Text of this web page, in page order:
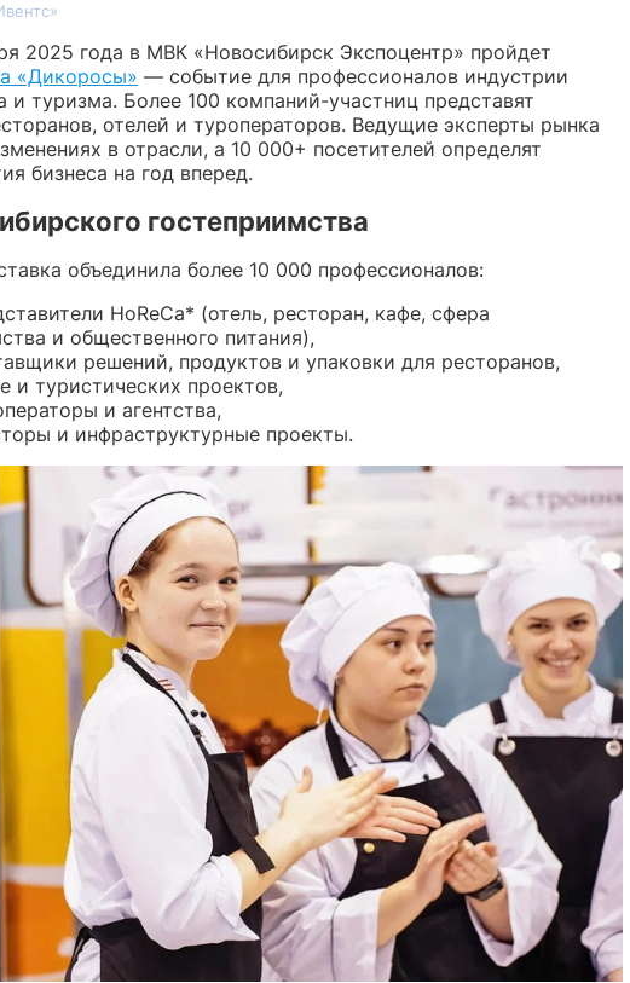
2025 года в МВК «Новосибирск Экспоцентр» пройдет
«Дикоросы» — событие для профессионалов индустрии
и туризма. Более 100 компаний-участниц представят
отелей и туроператоров. Ведущие эксперты рынка
в отрасли, а 10 000+ посетителей определят
бизнеса на год вперед.
гостеприимства
объединила более 10 000 профессионалов:
HoReCa* (отель, ресторан, кафе, сфера
и общественного питания),
решений, продуктов и упаковки для ресторанов,
и туристических проектов,
и агентства,
и инфраструктурные проекты.